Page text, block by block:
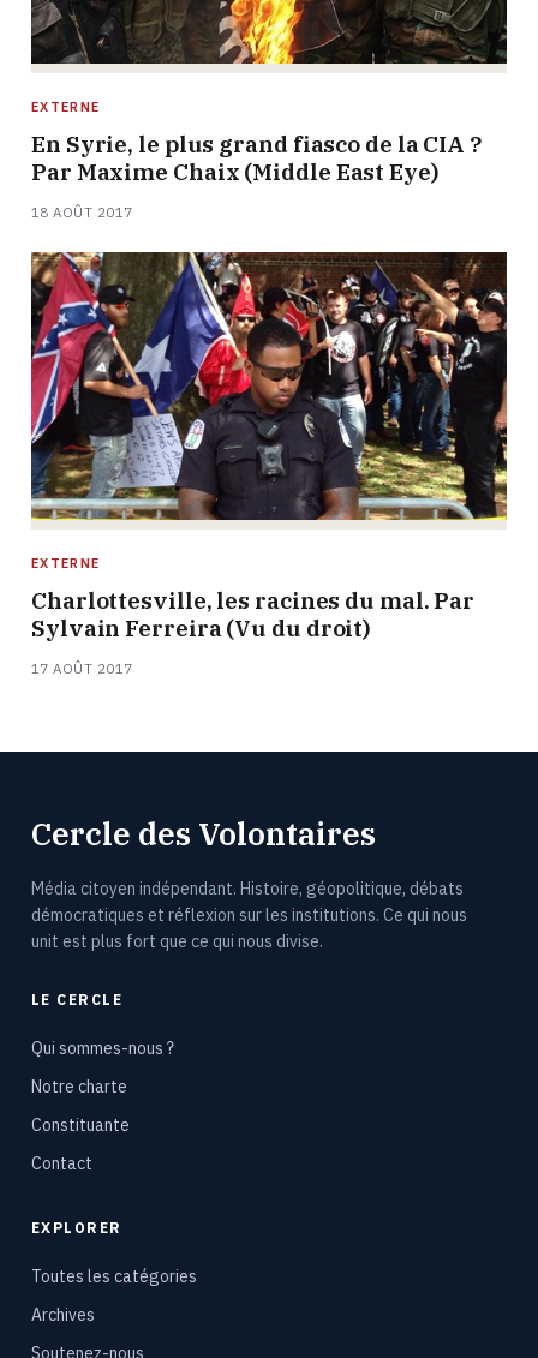
EXTERNE
En Syrie, le plus grand fiasco de la CIA ?
Par Maxime Chaix (Middle East Eye)
18 AOÛT 2017
EXTERNE
Charlottesville, les racines du mal. Par
Sylvain Ferreira (Vu du droit)
17 AOÛT 2017
Cercle des Volontaires
Média citoyen indépendant. Histoire, géopolitique, débats
démocratiques et réflexion sur les institutions. Ce qui nous
unit est plus fort que ce qui nous divise.
LE CERCLE
Qui sommes-nous ?
Notre charte
Constituante
Contact
EXPLORER
Toutes les catégories
Archives
Soutenez-nous